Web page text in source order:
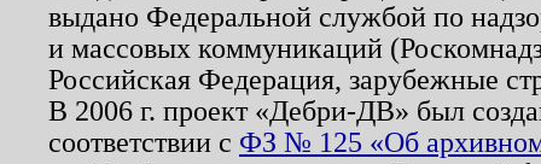
выдано Федеральной службой по
и массовых коммуникаций
Российская Федерация, зарубежные
В 2006 г. проект «Дебри-ДВ» был
соответствии с ФЗ № 125 «Об